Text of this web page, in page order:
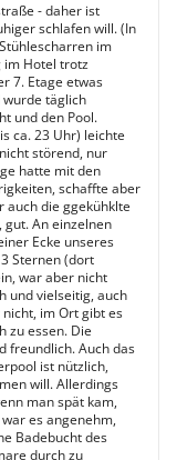
- daher ist
schlafen will. (In
im
im Hotel trotz
7. Etage etwas
wurde täglich
und den Pool.
ca. 23 Uhr) leichte
störend, nur
hatte mit den
schaffte aber
auch die ggekühklte
An einzelnen
Ecke unseres
Sternen (dort
war aber nicht
und vielseitig, auch
im Ort gibt es
zu essen. Die
freundlich. Auch das
ist nützlich,
will. Allerdings
man spät kam,
es angenehm,
Badebucht des
durch zu